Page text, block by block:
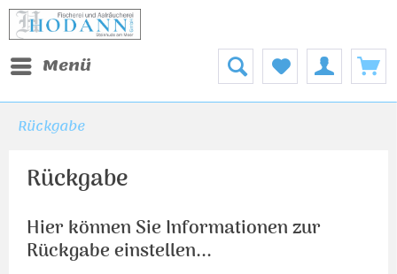
Menü
Rückgabe
Rückgabe
Hier können Sie Informationen zur
Rückgabe einstellen...